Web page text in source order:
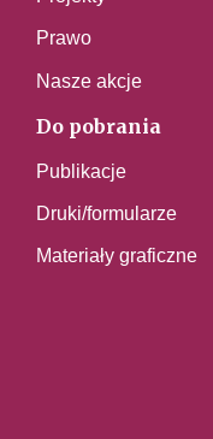
Prawo
Nasze akcje
Do pobrania
Publikacje
Druki/formularze
Materiały graficzne